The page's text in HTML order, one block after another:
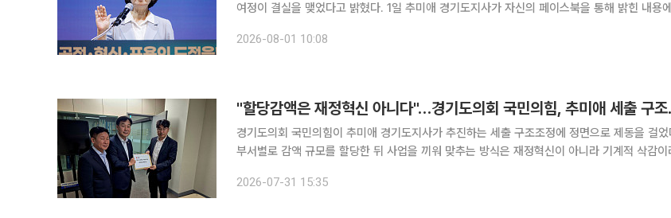
여정이 결실을 맺었다고 밝혔다. 1일 추미애 경기도지사가 자신의 페이스북을 통해 밝힌 내용에 따
2026-08-01 10:08
"할당감액
경기도의회 국민의힘이 추미애 경기도지사가 추진하는 세출 구조조정에 정면으로 제동을 걸었
부서별로 감액 규모를 할당한 뒤 사업을 끼워 맞추는 방식은 재정혁신이 아니라 기계적 삭감이
과 박영선 의원은 이날 경기도의회 양주상담소에서 조성환 경기도 재정혁신TF 총
2026-07-31 15:35